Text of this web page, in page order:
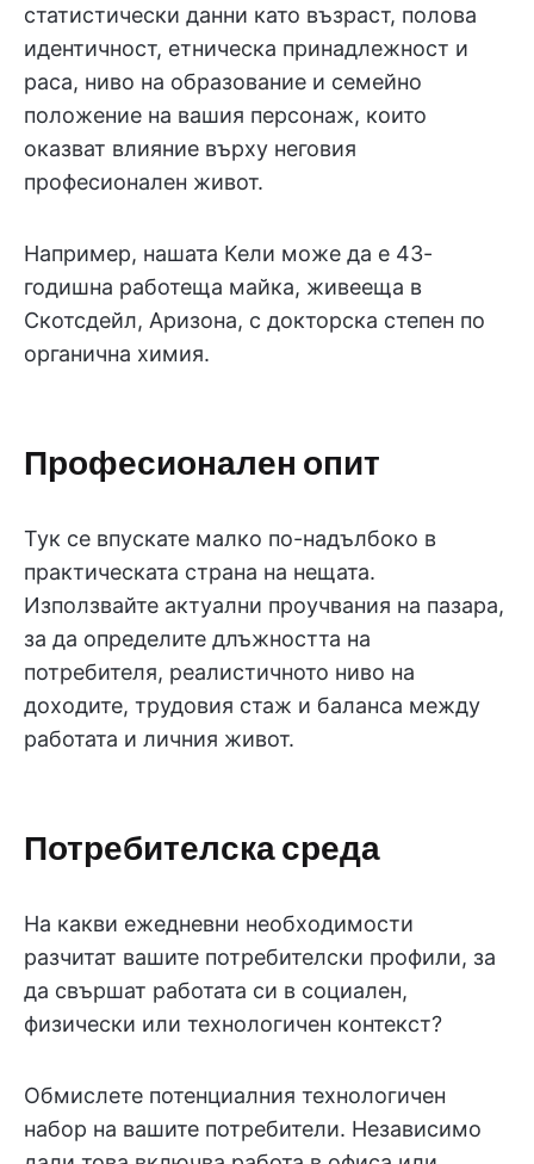
статистически данни като възраст, полова
идентичност, етническа принадлежност и
раса, ниво на образование и семейно
положение на вашия персонаж, които
оказват влияние върху неговия
професионален живот.
Например, нашата Кели може да е 43-
годишна работеща майка, живееща в
Скотсдейл, Аризона, с докторска степен по
органична химия.
Професионален опит
Тук се впускате малко по-надълбоко в
практическата страна на нещата.
Използвайте актуални проучвания на пазара,
за да определите длъжността на
потребителя, реалистичното ниво на
доходите, трудовия стаж и баланса между
работата и личния живот.
Потребителска среда
На какви ежедневни необходимости
разчитат вашите потребителски профили, за
да свършат работата си в социален,
физически или технологичен контекст?
Обмислете потенциалния технологичен
набор на вашите потребители. Независимо